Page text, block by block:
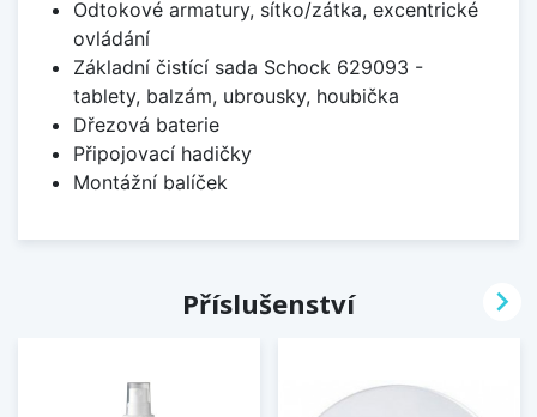
Odtokové armatury, sítko/zátka, excentrické
ovládání
Základní čistící sada Schock 629093 -
tablety, balzám, ubrousky, houbička
Dřezová baterie
Připojovací hadičky
Montážní balíček
Příslušenství 